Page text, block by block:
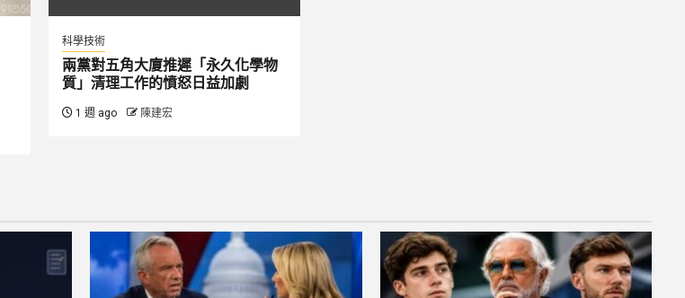
科學技術
兩黨對五角大廈推遲「永久化學物
質」清理工作的憤怒日益加劇
1 週 ago 陳建宏